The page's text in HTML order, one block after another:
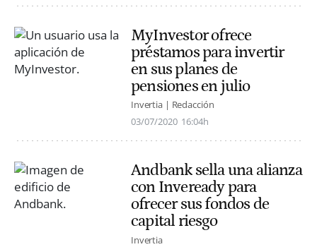
MyInvestor ofrece
préstamos para invertir
en sus planes de
pensiones en julio
Invertia | Redacción
03/07/2020 16:04h
Andbank sella una alianza
con Inveready para
ofrecer sus fondos de
capital riesgo
Invertia